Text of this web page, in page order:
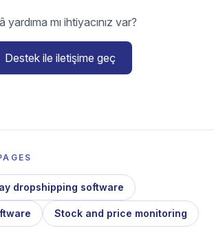
yardıma mı ihtiyacınız var?
Destek ile iletişime geç
dropshipping software
Stock and price monitoring